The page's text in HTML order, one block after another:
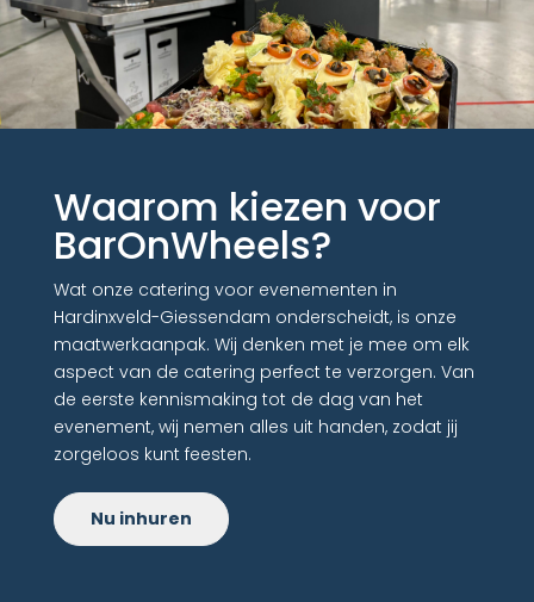
Waarom kiezen voor
BarOnWheels?
Wat onze catering voor evenementen in
Hardinxveld-Giessendam onderscheidt, is onze
maatwerkaanpak. Wij denken met je mee om elk
aspect van de catering perfect te verzorgen. Van
de eerste kennismaking tot de dag van het
evenement, wij nemen alles uit handen, zodat jij
zorgeloos kunt feesten.
Nu inhuren